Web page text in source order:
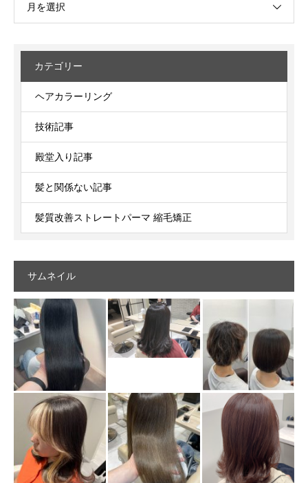
月を選択
カテゴリー
ヘアカラーリング
技術記事
殿堂入り記事
髪と関係ない記事
髪質改善ストレートパーマ 縮毛矯正
サムネイル